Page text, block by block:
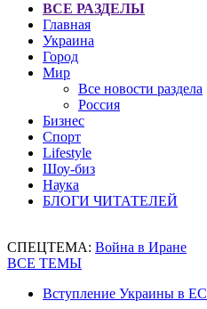
ВСЕ РАЗДЕЛЫ
Главная
Украина
Город
Мир
Все новости раздела
Россия
Бизнес
Спорт
Lifestyle
Шоу-биз
Наука
БЛОГИ ЧИТАТЕЛЕЙ
СПЕЦТЕМА: Война в Иране
ВСЕ ТЕМЫ
Вступление Украины в ЕС